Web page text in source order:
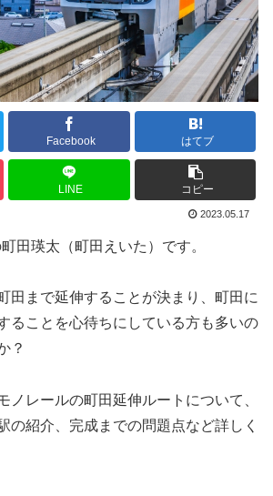
Facebook はてブ
LINE コピー
2023.05.17
田瑛太（町田えいた）です。
田まで延伸することが決まり、町田に
ることを心待ちにしている方も多いの
？
ノレールの町田延伸ルートについて、
の紹介、完成までの問題点など詳しく